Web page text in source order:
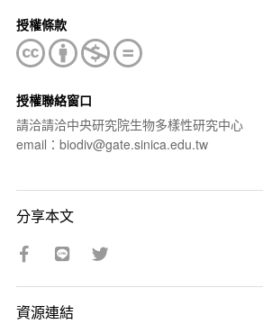
授權條款
授權聯絡窗口
請洽請洽中央研究院生物多樣性研究中心
email：biodiv@gate.sinica.edu.tw
分享本文
資源連結